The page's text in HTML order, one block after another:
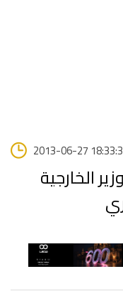
2013-06-27
الخارجية